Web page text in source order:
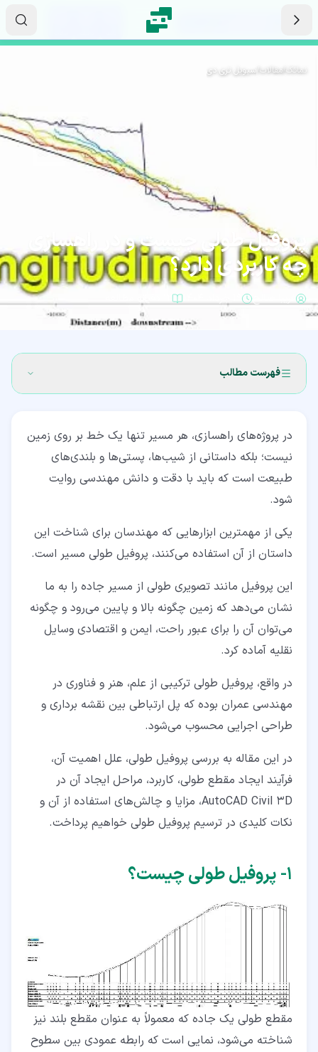
نماتک /مقالات سیویل تری دی
پروفیل طولی چیست و در راهسازی
چه کاربردی دارد؟
فهرست مطالب
۱‏-‏۱‏- منحنی‌های اصلی پروفیل طولی
۱‏-‏۲‏- ابزارها و تجهیزات مورد استفاده در تهیه پروفیل طولی
۲‏- علل اهمیت مطالعه پروفیل طولی
۲‏-‏۱‏- هدف از ترسیم پرفیل طولی چیست؟
۲‏-‏۲‏- تأثیر پروفیل طولی بر عملکرد مسیر و تحلیل خاکی
۳‏-‏۱‏- طراحی پروفیل طولی
۵‏- مراحل ایجاد پروفیل طولی در AutoCAD Civil 3D
۵‏-‏۱‏- ایجاد سطح زمین (Surface)
۵‏-‏۲‏- تعریف مسیر جاده (Alignment)
۵‏-‏۳‏- ساخت پروفیل سطح زمین (Surface Profile)
۵‏-‏۴‏- ایجاد نمای پروفیل (Profile View)
۵‏-‏۶‏- ویرایش و تنظیمات نمای پروفیل
۶‏-‏۲‏- چالش‌های اجرای پروفیل طولی در پروژه‌های واقعی
۷‏- نکات کلیدی در برداشت و ترسیم پروفیل طولی
در پروژه‌های راهسازی، هر مسیر تنها یک خط بر روی زمین
نیست؛ بلکه داستانی از شیب‌ها، پستی‌ها و بلندی‌های
طبیعت است که باید با دقت و دانش مهندسی روایت
شود.
یکی از مهمترین ابزارهایی که مهندسان برای شناخت این
داستان از آن استفاده می‌کنند، پروفیل طولی مسیر است.
این پروفیل مانند تصویری طولی از مسیر جاده را به ما
نشان می‌دهد که زمین چگونه بالا و پایین می‌رود و چگونه
می‌توان آن را برای عبور راحت، ایمن و اقتصادی وسایل
نقلیه آماده کرد.
در واقع، پروفیل طولی ترکیبی از علم، هنر و فناوری در
مهندسی عمران بوده که پل ارتباطی بین نقشه ‌برداری و
طراحی اجرایی محسوب می‌شود.
در این مقاله به بررسی پروفیل طولی، علل اهمیت آن،
فرآیند ایجاد مقطع طولی، کاربرد، مراحل ایجاد آن در
AutoCAD Civil 3D، مزایا و چالش‌های استفاده از آن و
نکات کلیدی در ترسیم پروفیل طولی خواهیم پرداخت.
۱‏- پروفیل طولی چیست؟
مقطع طولی یک جاده که معمولاً به عنوان مقطع بلند نیز
شناخته می‌شود، نمایی است که رابطه عمودی بین سطوح